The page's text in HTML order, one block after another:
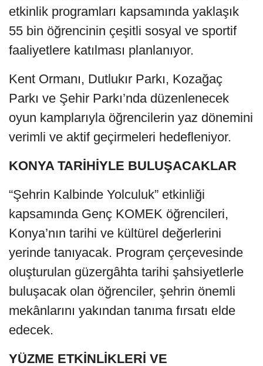
etkinlik programları kapsamında yaklaşık
55 bin öğrencinin çeşitli sosyal ve sportif
faaliyetlere katılması planlanıyor.
Kent Ormanı, Dutlukır Parkı, Kozağaç
Parkı ve Şehir Parkı’nda düzenlenecek
oyun kamplarıyla öğrencilerin yaz dönemini
verimli ve aktif geçirmeleri hedefleniyor.
KONYA TARİHİYLE BULUŞACAKLAR
“Şehrin Kalbinde Yolculuk” etkinliği
kapsamında Genç KOMEK öğrencileri,
Konya’nın tarihi ve kültürel değerlerini
yerinde tanıyacak. Program çerçevesinde
oluşturulan güzergâhta tarihi şahsiyetlerle
buluşacak olan öğrenciler, şehrin önemli
mekânlarını yakından tanıma fırsatı elde
edecek.
YÜZME ETKİNLİKLERİ VE